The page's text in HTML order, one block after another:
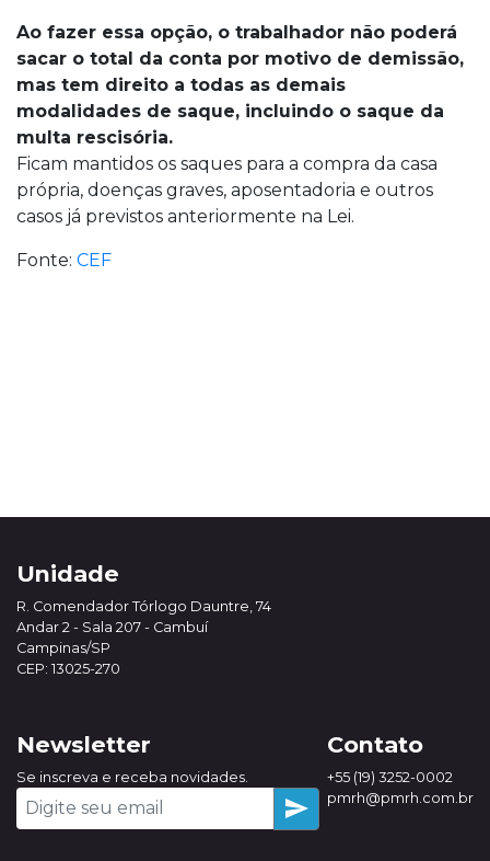
Ao fazer essa opção, o trabalhador não poderá
sacar o total da conta por motivo de demissão,
mas tem direito a todas as demais
modalidades de saque, incluindo o saque da
multa rescisória.
Ficam mantidos os saques para a compra da casa
própria, doenças graves, aposentadoria e outros
casos já previstos anteriormente na Lei.
Fonte: CEF
Unidade
R. Comendador Tórlogo Dauntre, 74
Andar 2 - Sala 207 - Cambuí
Campinas/SP
CEP: 13025-270
Newsletter
Se inscreva e receba novidades.
send
Contato
+55 (19) 3252-0002
pmrh@pmrh.com.br